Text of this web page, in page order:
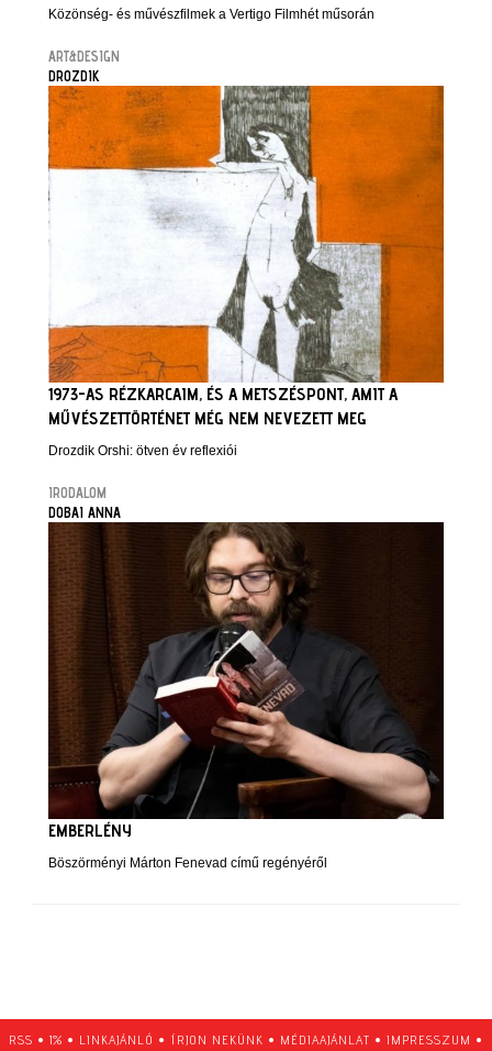
Közönség- és művészfilmek a Vertigo Filmhét műsorán
ART&DESIGN
DROZDIK
1973-AS RÉZKARCAIM, ÉS A METSZÉSPONT, AMIT A
MŰVÉSZETTÖRTÉNET MÉG NEM NEVEZETT MEG
Drozdik Orshi: ötven év reflexiói
IRODALOM
DOBAI ANNA
EMBERLÉNY
Böszörményi Márton Fenevad című regényéről
RSS • 1% • LINKAJÁNLÓ • ÍRJON NEKÜNK • MÉDIAAJÁNLAT • IMPRESSZUM •